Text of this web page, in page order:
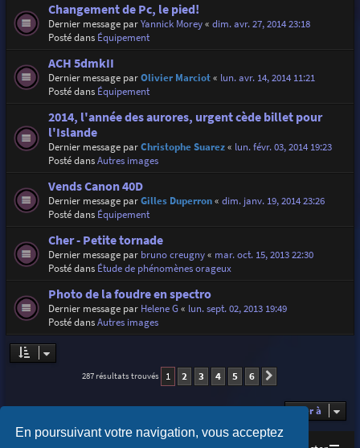
En poursuivant votre navigation, vous acceptez
Changement de Pc, le pied!
Dernier message parYannick Morey« dim. avr. 27, 2014 23:18
Posté dans Équipement
ACH 5dmkII
Dernier message parOlivier Marciot« lun. avr. 14, 2014 11:21
Posté dans Équipement
2014, l'année des aurores, urgent cède billet pour
l'Islande
Dernier message parChristophe Suarez« lun. févr. 03, 2014 19:23
Posté dansAutres images
Vends Canon 40D
Dernier message parGilles Duperron« dim. janv. 19, 2014 23:26
Posté dans Équipement
Cher - Petite tornade
Dernier message par bruno creugny« mar. oct. 15, 2013 22:30
Posté dans Étude de phénomènes orageux
Photo de la foudre en spectro
Dernier message par Helene G« lun. sept. 02, 2013 19:49
Posté dansAutres images
287 résultats trouvés 1 2 3 4 5 6
Aller à